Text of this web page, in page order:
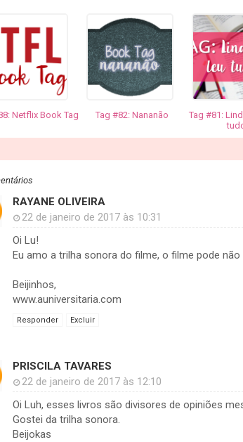
Netflix Book Tag Tag #82: Nananão
Tag #81:
RAYANE OLIVEIRA
22 de janeiro de 2017 às 10:31
Oi Lu!
Eu amo a trilha sonora do filme, o filme pode
Beijinhos,
www.auniversitaria.com
Responder Excluir
PRISCILA TAVARES
22 de janeiro de 2017 às 12:10
Oi Luh, esses livros são divisores de opiniões
Gostei da trilha sonora.
Beijokas